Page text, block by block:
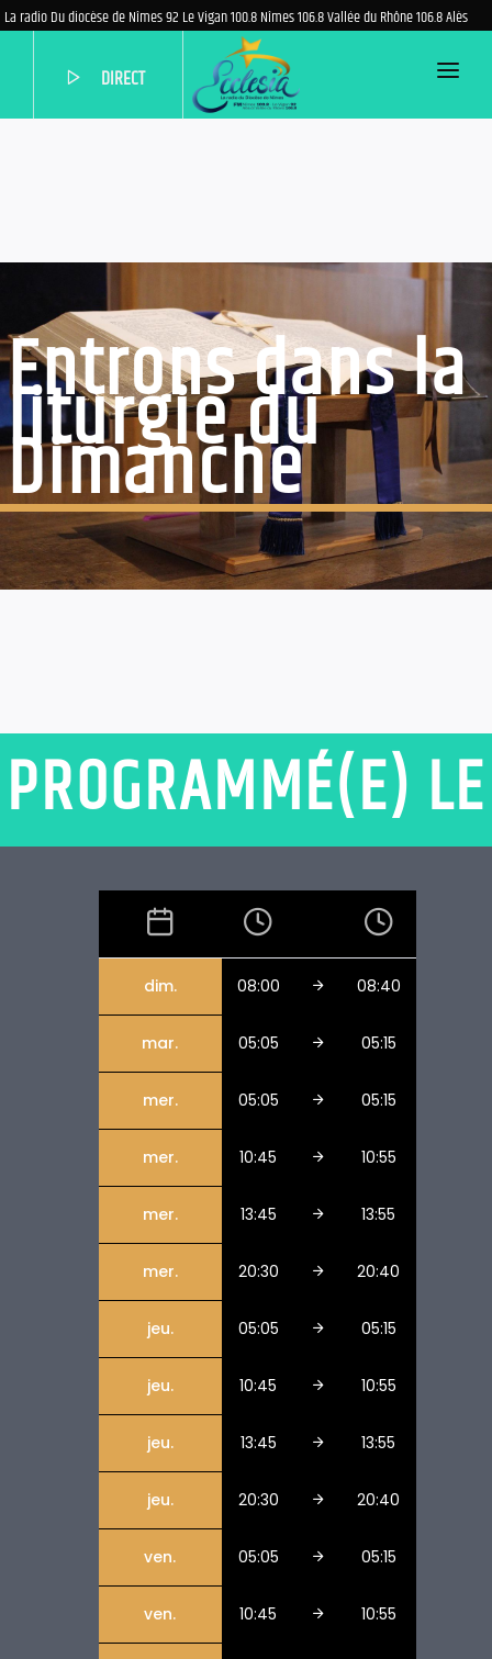
La radio Du diocèse de Nîmes 92 Le Vigan 100.8 Nîmes 106.8 Vallée du Rhône 106.8 Alès
DIRECT
ACCUEIL
AIDEZ-NOUS
NOUS CONTACTER
PARTENAIRES
Entrons dans la
liturgie du
Dimanche
PROGRAMMÉ(E) LE
dim. 08:00 08:40
mar. 05:05 05:15
mer. 05:05 05:15
mer. 10:45 10:55
mer. 13:45 13:55
mer. 20:30 20:40
jeu. 05:05 05:15
jeu. 10:45 10:55
jeu. 13:45 13:55
jeu. 20:30 20:40
ven. 05:05 05:15
ven. 10:45 10:55